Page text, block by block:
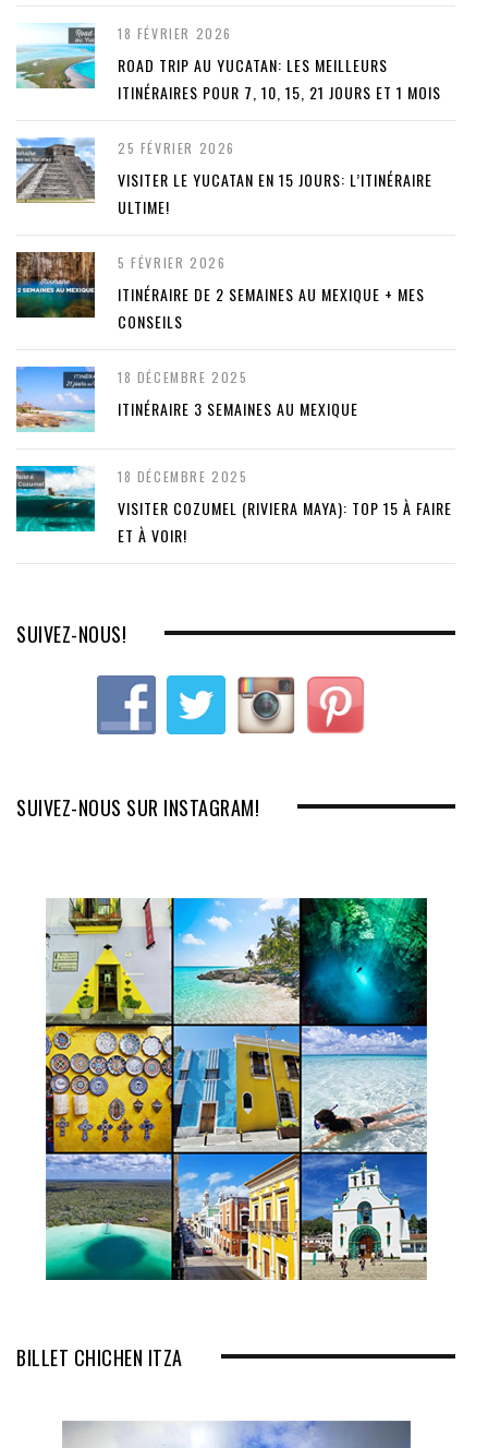
18 FÉVRIER 2026
ROAD TRIP AU YUCATAN: LES MEILLEURS
ITINÉRAIRES POUR 7, 10, 15, 21 JOURS ET 1 MOIS
25 FÉVRIER 2026
VISITER LE YUCATAN EN 15 JOURS: L’ITINÉRAIRE
ULTIME!
5 FÉVRIER 2026
ITINÉRAIRE DE 2 SEMAINES AU MEXIQUE + MES
CONSEILS
18 DÉCEMBRE 2025
ITINÉRAIRE 3 SEMAINES AU MEXIQUE
18 DÉCEMBRE 2025
VISITER COZUMEL (RIVIERA MAYA): TOP 15 À FAIRE
ET À VOIR!
SUIVEZ-NOUS!
SUIVEZ-NOUS SUR INSTAGRAM!
BILLET CHICHEN ITZA